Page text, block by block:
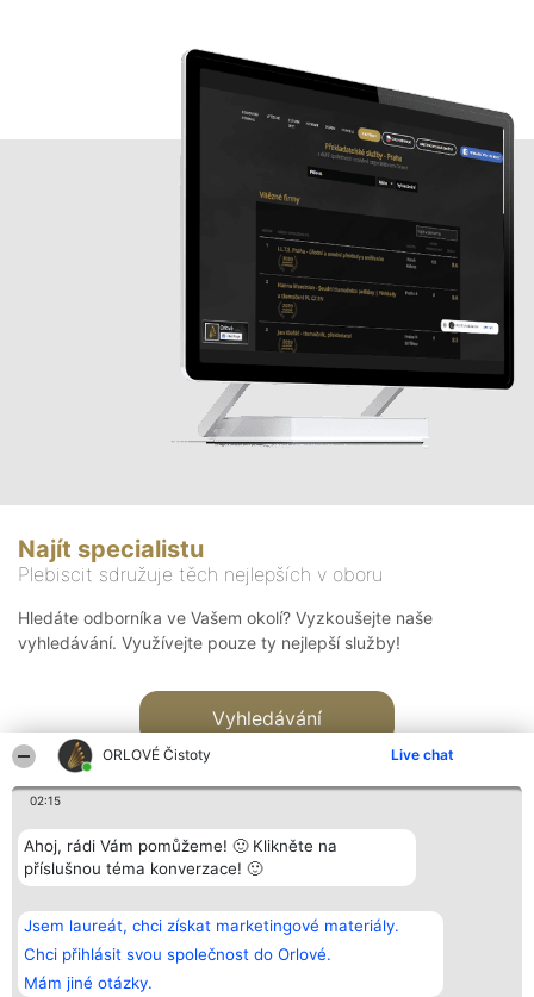
ORLOVÉ Čistoty Live chat
02:15
Ahoj, rádi Vám pomůžeme! 🙂 Klikněte na
příslušnou téma konverzace! 🙂
Jsem laureát, chci získat marketingové materiály.
Chci přihlásit svou společnost do Orlové.
Mám jiné otázky.
Najít specialistu
Plebiscit sdružuje těch nejlepších v oboru
Hledáte odborníka ve Vašem okolí? Vyzkoušejte naše
vyhledávání. Využívejte pouze ty nejlepší služby!
Vyhledávání
Bright Side Solutions sp. z o.
o. sp. k.
ul. Ruska 22
Wrocław 50-079
KRS 0000749100 | Regon
Vítězové
Seznam všech
laureátů
Zásady
Kontakt